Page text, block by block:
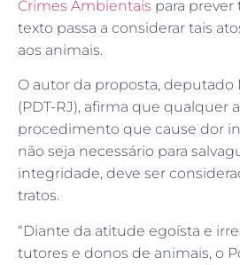
Crimes Ambientais para prever
texto passa a considerar tais
aos animais.
O autor da proposta, deputado
(PDT-RJ), afirma que qualquer
procedimento que cause dor
não seja necessário para
integridade, deve ser
tratos.
“Diante da atitude egoísta e
tutores e donos de animais, o